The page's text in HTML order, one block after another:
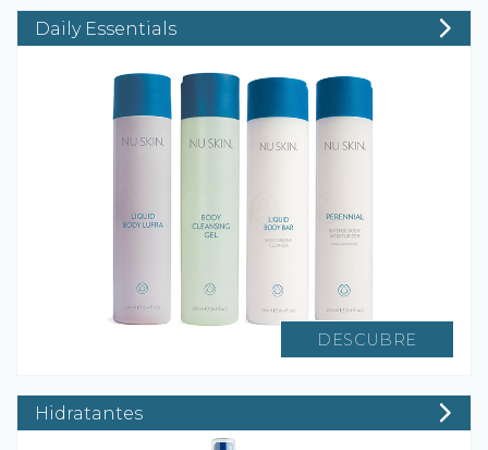
Daily Essentials
DESCUBRE
Hidratantes